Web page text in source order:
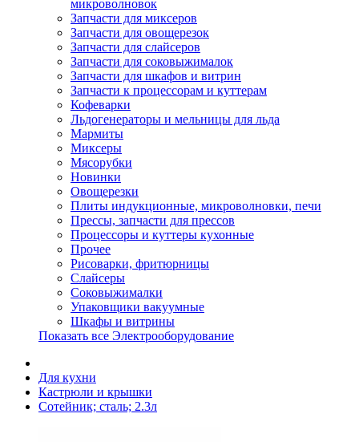
микроволновок
Запчасти для миксеров
Запчасти для овощерезок
Запчасти для слайсеров
Запчасти для соковыжималок
Запчасти для шкафов и витрин
Запчасти к процессорам и куттерам
Кофеварки
Льдогенераторы и мельницы для льда
Мармиты
Миксеры
Мясорубки
Новинки
Овощерезки
Плиты индукционные, микроволновки, печи
Прессы, запчасти для прессов
Процессоры и куттеры кухонные
Прочее
Рисоварки, фритюрницы
Слайсеры
Соковыжималки
Упаковщики вакуумные
Шкафы и витрины
Показать все Электрооборудование
Для кухни
Кастрюли и крышки
Сотейник; сталь; 2.3л